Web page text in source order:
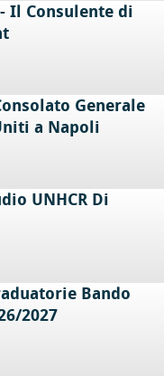
Il Consulente di
Generale
a Napoli
UNHCR Di
Bando
2027